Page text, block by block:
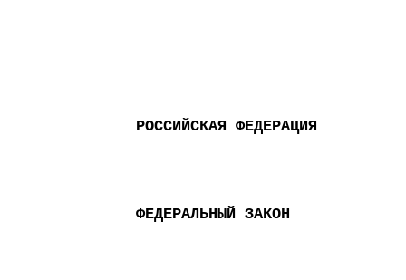
РОССИЙСКАЯ ФЕДЕРАЦИЯ
ФЕДЕРАЛЬНЫЙ ЗАКОН